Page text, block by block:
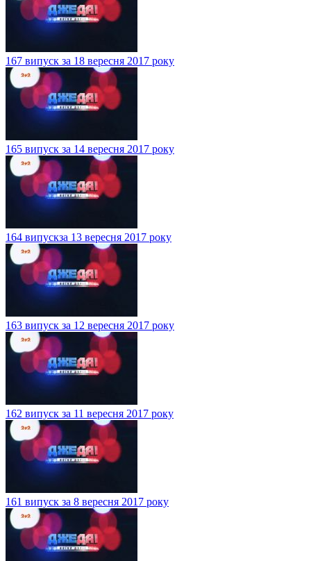
167 випуск за 18 вересня 2017 року
165 випуск за 14 вересня 2017 року
164 випускза 13 вересня 2017 року
163 випуск за 12 вересня 2017 року
162 випуск за 11 вересня 2017 року
161 випуск за 8 вересня 2017 року